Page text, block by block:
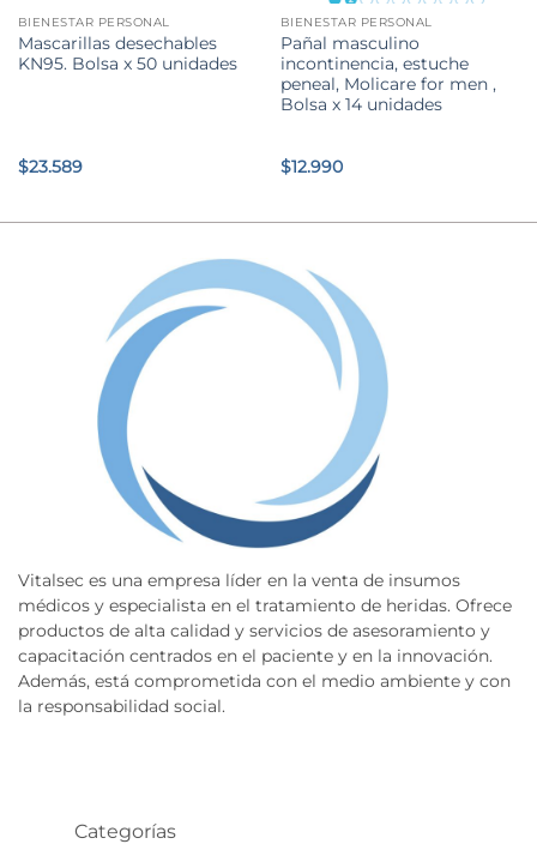
BIENESTAR PERSONAL
Mascarillas desechables
KN95. Bolsa x 50 unidades
$23.589
BIENESTAR PERSONAL
Pañal masculino
incontinencia, estuche
peneal, Molicare for men ,
Bolsa x 14 unidades
$12.990
Vitalsec es una empresa líder en la venta de insumos
médicos y especialista en el tratamiento de heridas. Ofrece
productos de alta calidad y servicios de asesoramiento y
capacitación centrados en el paciente y en la innovación.
Además, está comprometida con el medio ambiente y con
la responsabilidad social.
Categorías